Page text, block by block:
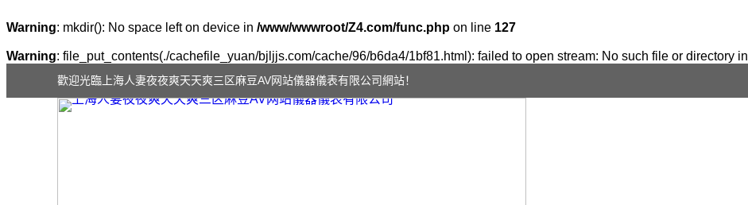
Warning: mkdir(): No space left on device in /www/wwwroot/Z4.com/func.php on line 127
Warning: file_put_contents(./cachefile_yuan/bjljjs.com/cache/96/b6da4/1bf81.html): failed to open stream: No such file or directory in
歡迎光臨上海人妻夜夜爽天天爽三区麻豆AV网站儀器儀表有限公司網站！